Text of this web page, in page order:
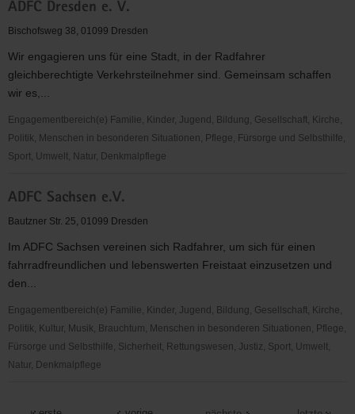
Rennrodel,
Skeleton
Bobsport
des
Dresdner
SC
1898
e.V.
ADFC Dresden e. V.
Bischofsweg 38, 01099 Dresden
Wir engagieren uns für eine Stadt, in der Radfahrer
gleichberechtigte Verkehrsteilnehmer sind. Gemeinsam schaffen
wir es,...
Engagementbereich(e) Familie, Kinder, Jugend, Bildung, Gesellschaft, Kirche,
Politik, Menschen in besonderen Situationen, Pflege, Fürsorge und Selbsthilfe,
Sport, Umwelt, Natur, Denkmalpflege
Dresden
e.
ADFC Sachsen e.V.
Bautzner Str. 25, 01099 Dresden
Im ADFC Sachsen vereinen sich Radfahrer, um sich für einen
fahrradfreundlichen und lebenswerten Freistaat einzusetzen und
den...
Engagementbereich(e) Familie, Kinder, Jugend, Bildung, Gesellschaft, Kirche,
Politik, Kultur, Musik, Brauchtum, Menschen in besonderen Situationen, Pflege,
Fürsorge und Selbsthilfe, Sicherheit, Rettungswesen, Justiz, Sport, Umwelt,
Natur, Denkmalpflege